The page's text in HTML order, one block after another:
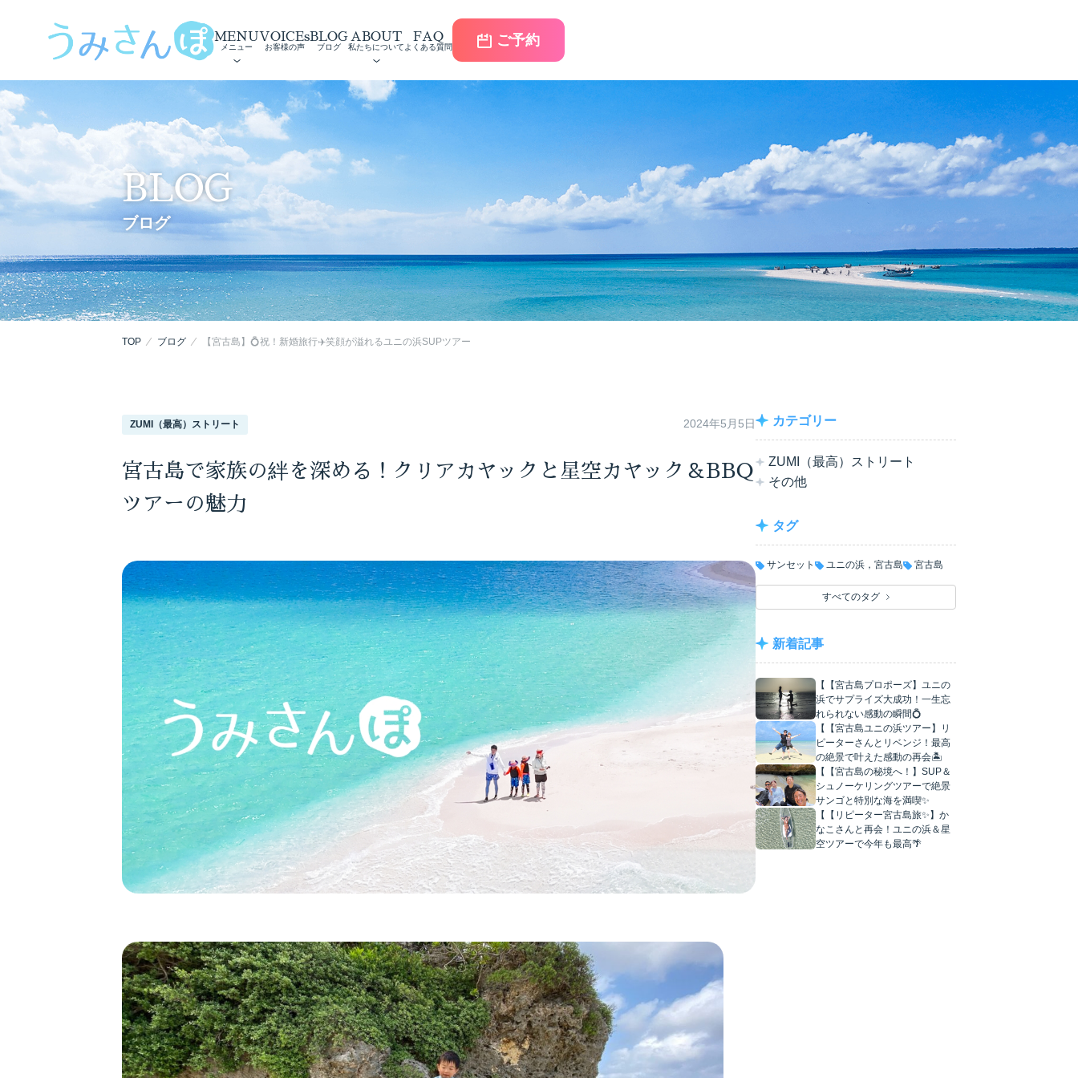
MENU
メニュー
VOICEs
お客様の声
BLOG
ブログ
ABOUT
私たちについて
FAQ
よくある質問 ご予約
BLOG
ブログ
TOP ブログ 【宮古島】💍祝！新婚旅行✈️笑顔が溢れるユニの浜SUPツアー
ZUMI（最高）ストリート 2024年5月5日
宮古島で家族の絆を深める！クリアカヤックと星空カヤック＆BBQ
ツアーの魅力
カテゴリー
ZUMI（最高）ストリート
その他
タグ
サンセット ユニの浜，宮古島 宮古島
すべてのタグ
新着記事
【【宮古島プロポーズ】ユニの
浜でサプライズ大成功！一生忘
れられない感動の瞬間💍
【【宮古島ユニの浜ツアー】リ
ピーターさんとリベンジ！最高
の絶景で叶えた感動の再会🏝️
【【宮古島の秘境へ！】SUP＆
シュノーケリングツアーで絶景
サンゴと特別な海を満喫✨
【【リピーター宮古島旅✨】か
なこさんと再会！ユニの浜＆星
空ツアーで今年も最高🌴